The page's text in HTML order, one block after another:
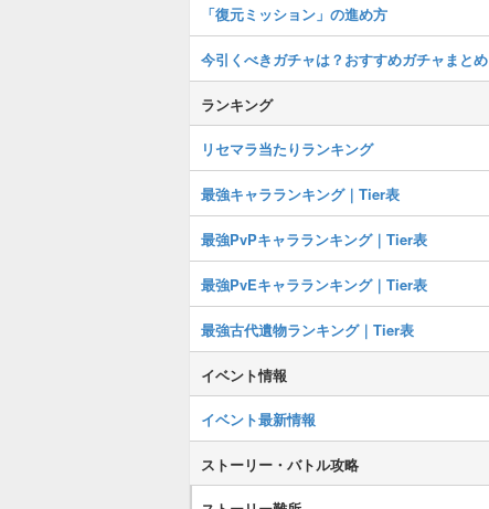
「復元ミッション」の進め方
今引くべきガチャは？おすすめガチャまとめ
ランキング
リセマラ当たりランキング
最強キャラランキング｜Tier表
最強PvPキャラランキング｜Tier表
最強PvEキャラランキング｜Tier表
最強古代遺物ランキング｜Tier表
イベント情報
イベント最新情報
ストーリー・バトル攻略